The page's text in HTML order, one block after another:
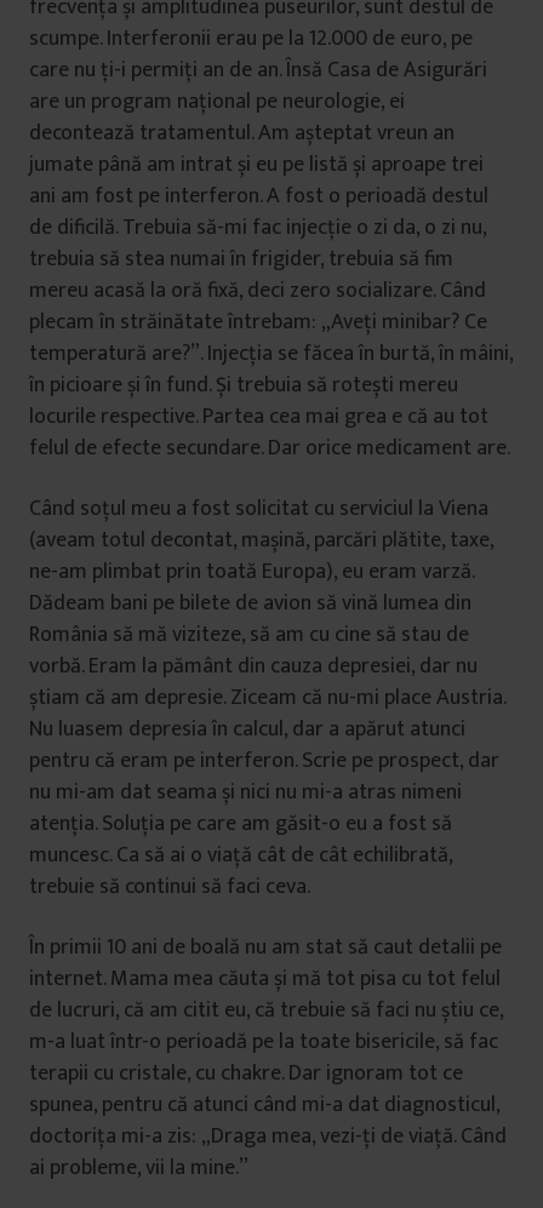
scumpe. Interferonii erau pe la 12.000 de euro, pe
care nu ți-i permiți an de an. Însă Casa de Asigurări
are un program național pe neurologie, ei
decontează tratamentul. Am așteptat vreun an
jumate până am intrat și eu pe listă și aproape trei
ani am fost pe interferon. A fost o perioadă destul
de dificilă. Trebuia să-mi fac injecție o zi da, o zi nu,
trebuia să stea numai în frigider, trebuia să fim
mereu acasă la oră fixă, deci zero socializare. Când
plecam în străinătate întrebam: „Aveți minibar? Ce
temperatură are?”. Injecția se făcea în burtă, în mâini,
în picioare și în fund. Și trebuia să rotești mereu
locurile respective. Partea cea mai grea e că au tot
felul de efecte secundare. Dar orice medicament are.
Când soțul meu a fost solicitat cu serviciul la Viena
(aveam totul decontat, mașină, parcări plătite, taxe,
ne-am plimbat prin toată Europa), eu eram varză.
Dădeam bani pe bilete de avion să vină lumea din
România să mă viziteze, să am cu cine să stau de
vorbă. Eram la pământ din cauza depresiei, dar nu
știam că am depresie. Ziceam că nu-mi place Austria.
Nu luasem depresia în calcul, dar a apărut atunci
pentru că eram pe interferon. Scrie pe prospect, dar
nu mi-am dat seama și nici nu mi-a atras nimeni
atenția. Soluția pe care am găsit-o eu a fost să
muncesc. Ca să ai o viață cât de cât echilibrată,
trebuie să continui să faci ceva.
În primii 10 ani de boală nu am stat să caut detalii pe
internet. Mama mea căuta și mă tot pisa cu tot felul
de lucruri, că am citit eu, că trebuie să faci nu știu ce,
m-a luat într-o perioadă pe la toate bisericile, să fac
terapii cu cristale, cu chakre. Dar ignoram tot ce
spunea, pentru că atunci când mi-a dat diagnosticul,
doctorița mi-a zis: „Draga mea, vezi-ți de viață. Când
ai probleme, vii la mine.”